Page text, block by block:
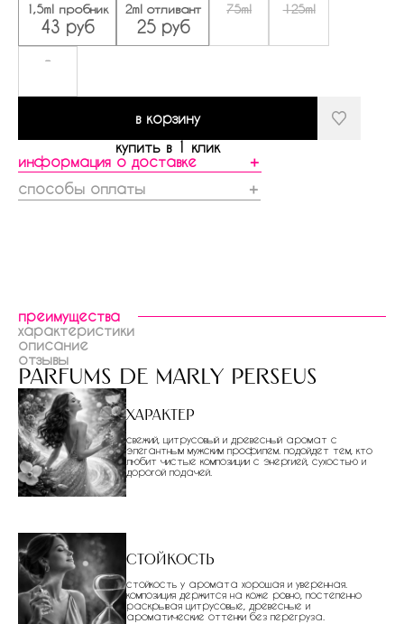
1,5ml пробник
43 руб
2ml отливант
25 руб
75ml 125ml
-
в корзину
купить в 1 клик
информация о доставке
＋
способы оплаты
＋
преимущества
характеристики
описание
отзывы
parfums de marly perseus
Характер
свежий, цитрусовый и древесный аромат с
элегантным мужским профилем. подойдет тем, кто
любит чистые композиции с энергией, сухостью и
дорогой подачей.
Стойкость
стойкость у аромата хорошая и уверенная.
композиция держится на коже ровно, постепенно
раскрывая цитрусовые, древесные и
ароматические оттенки без перегруза.